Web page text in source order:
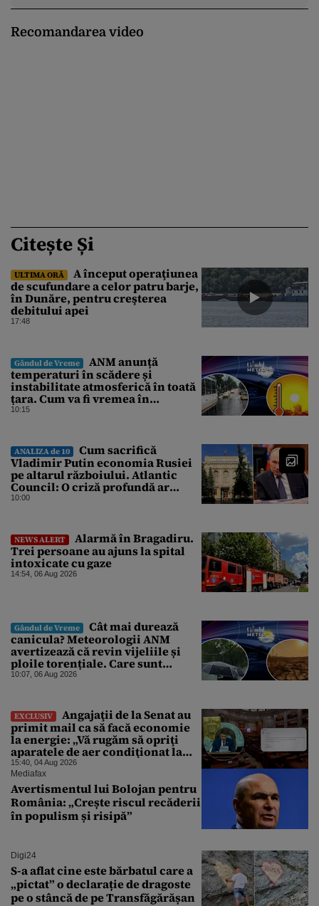
Recomandarea video
Citește Și
ULTIMA ORĂ
A început operaţiunea
de scufundare a celor patru barje,
în Dunăre, pentru creşterea
debitului apei
17:48
Gândul de Vreme
ANM anunță
temperaturi în scădere și
instabilitate atmosferică în toată
țara. Cum va fi vremea în
București și când vin vijeliile
10:15
ANALIZA de 10
Cum sacrifică
Vladimir Putin economia Rusiei
pe altarul războiului. Atlantic
Council: O criză profundă ar
putea forța Kremlinul să apeleze
10:00
NEWS ALERT
Alarmă în Bragadiru.
Trei persoane au ajuns la spital
intoxicate cu gaze
14:54, 06 Aug 2026
Gândul de Vreme
Cât mai durează
canicula? Meteorologii ANM
avertizează că revin vijeliile și
ploile torențiale. Care sunt
zonele vizate, începând chiar de
10:07, 06 Aug 2026
EXCLUSIV
Angajaţii de la Senat au
primit mail ca să facă economie
la energie: „Vă rugăm să opriţi
aparatele de aer condiţionat la
sfârşitul programului”
15:40, 04 Aug 2026
Mediafax
Avertismentul lui Bolojan pentru
România: „Crește riscul recăderii
în populism și risipă”
Digi24
S-a aflat cine este bărbatul care a
„pictat” o declarație de dragoste
pe o stâncă de pe Transfăgărășan